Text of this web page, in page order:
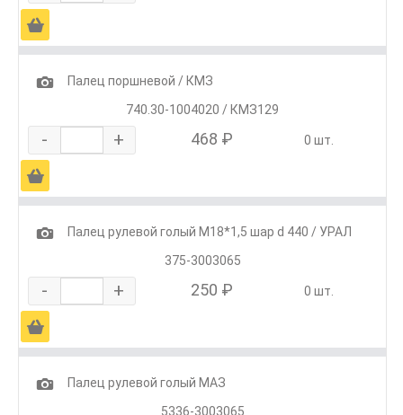
Ä
1
Палец поршневой / КМЗ
740.30-1004020 / КМЗ129
- + 468 ₽ 0 шт.
Ä
1
Палец рулевой голый М18*1,5 шар d 440 / УРАЛ
375-3003065
- + 250 ₽ 0 шт.
Ä
1
Палец рулевой голый МАЗ
5336-3003065